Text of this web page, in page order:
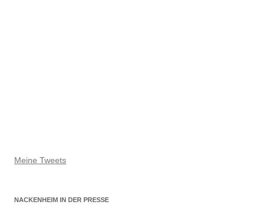
Meine Tweets
NACKENHEIM IN DER PRESSE